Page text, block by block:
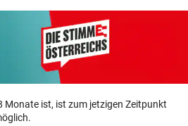
Monate ist, ist zum jetzigen Zeitpunkt